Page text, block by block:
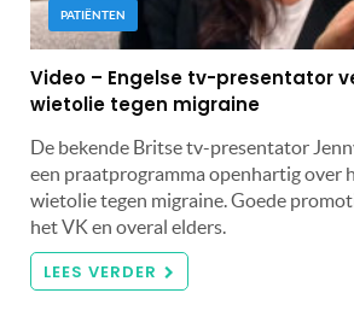
PATIËNTEN
Video – Engelse tv-presentator
wietolie tegen migraine
De bekende Britse tv-presentator
een praatprogramma openhartig over
wietolie tegen migraine. Goede
het VK en overal elders.
LEES VERDER